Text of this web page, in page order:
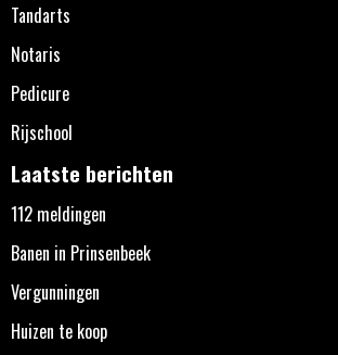
Tandarts
Notaris
Pedicure
Rijschool
Laatste berichten
112 meldingen
Banen in Prinsenbeek
Vergunningen
Huizen te koop